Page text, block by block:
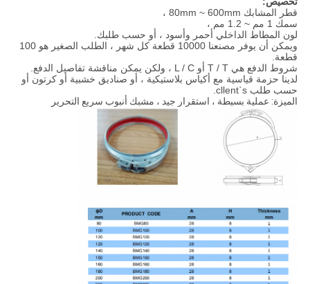
قطر المشابك 80mm ~ 600mm ،
سمك 1 مم ~ 1.2 مم ،
لون المطاط الداخلي أحمر وأسود ، أو حسب طلبك.
ويمكن أن يوفر مصنعنا 10000 قطعة كل شهر ، الطلب الصغير هو 100
قطعة.
شروط الدفع هي T / T أو L / C ، ولكن يمكن مناقشة تفاصيل الدفع.
لدينا حزمة قياسية مع أكياس بلاستيكية ، أو صناديق خشبية أو كرتون أو
حسب طلب cllent`s.
الميزة: عملية بسيطة ، استقرار جيد ، مشبك أنبوب سريع التحرير